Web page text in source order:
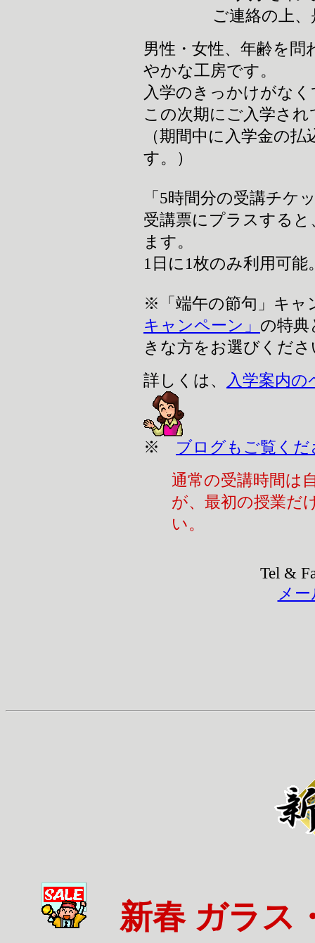
ご連絡の上
男性・女性、年齢を
やかな工房です。
入学のきっかけがな
この次期にご入学さ
（期間中に入学金の
す。）
「5時間分の受講チケ
受講票にプラスする
ます。
1日に1枚のみ利用可能
※「端午の節句」キャ
キャンペーン」 の特典
きな方をお選びくださ
詳しくは、
入学案内の
※ ブログもご覧くだ
通常の受講時間は
が、最初の授業だ
い。
Tel &
メ
新春 ガラス